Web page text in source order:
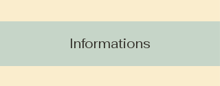
Informations